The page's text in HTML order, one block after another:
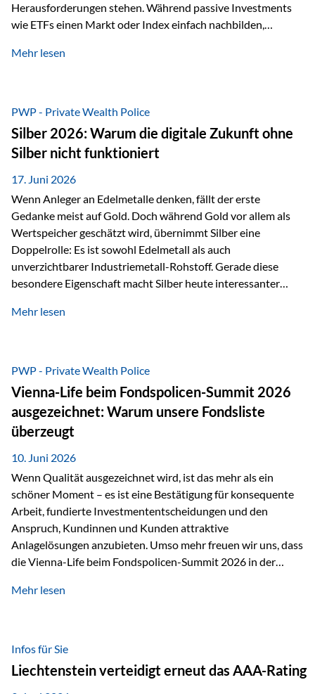
Herausforderungen stehen. Während passive Investments
wie ETFs einen Markt oder Index einfach nachbilden,
setzen auf die Expertise erfahrener Fondsmanager, die
Veränderungen geprägt ist, kann diese aktive
Herangehensweise einen entscheidenden Mehrwert bieten.
Was zeichnet aktive Fonds aus? Aktive Fonds verfolgen das
Ziel, nicht nur einen Markt abzubilden, sondern gezielt
Anlageentscheidungen zu treffen. Fondsmanager
analysieren Unternehmen,…
Mehr lesen
PWP - Private Wealth Police
Silber 2026: Warum die digitale Zukunft ohne
Silber nicht funktioniert
17. Juni 2026
Wenn Anleger an Edelmetalle denken, fällt der erste
Gedanke meist auf Gold. Doch während Gold vor allem als
Wertspeicher geschätzt wird, übernimmt Silber eine
Doppelrolle: Es ist sowohl Edelmetall als auch
unverzichtbarer Industriemetall-Rohstoff. Gerade diese
besondere Eigenschaft macht Silber heute interessanter
elektrischer – und genau dort spielt Silber eine
Leitfähigkeit aller Metalle. Diese Eigenschaft macht es für
zahlreiche Zukunftstechnologien praktisch unverzichtbar.
Silber findet sich unter anderem in: Solarmodulen
Elektrofahrzeugen Halbleitern Smartphones und Tablets…
Mehr lesen
PWP - Private Wealth Police
Vienna-Life beim Fondspolicen-Summit 2026
ausgezeichnet: Warum unsere Fondsliste
überzeugt
10. Juni 2026
Wenn Qualität ausgezeichnet wird, ist das mehr als ein
schöner Moment – es ist eine Bestätigung für konsequente
Arbeit, fundierte Investmententscheidungen und den
Anspruch, Kundinnen und Kunden attraktive
Anlagelösungen anzubieten. Umso mehr freuen wir uns, dass
die Vienna-Life beim Fondspolicen-Summit 2026 in der
dieser Ehrung ist der renommierte Fondspolicenreport der
analysiert und verglichen wurden. Das Ergebnis: Die ETF-
Auswahl der Vienna-Life zählt zu den drei besten Angeboten
am Markt. Für uns ist diese Auszeichnung eine Bestätigung
Mehr lesen
Infos für Sie
Liechtenstein verteidigt erneut das AAA-Rating